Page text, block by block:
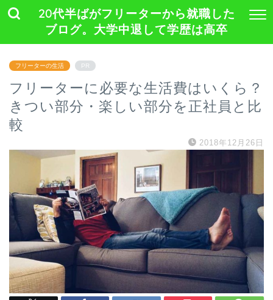
20代半ばがフリーターから就職した
ブログ。大学中退して学歴は高卒
フリーターの生活 PR
フリーターに必要な生活費はいくら？
きつい部分・楽しい部分を正社員と比
較
2018年12月26日